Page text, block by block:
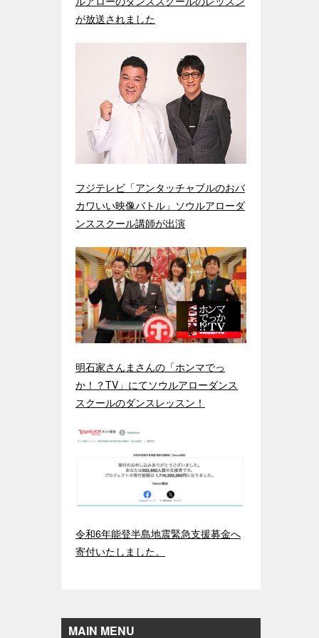
が放送されました
フジテレビ「アンタッチャブルのおバ
カワいい映像バトル」ソウルアローダ
ンススクール講師が出演
明石家さんまさんの「ホンマでっ
か！？TV」にてソウルアローダンス
スクールのダンスレッスン！
令和6年能登半島地震緊急支援募金へ
寄付いたしました。
MAIN MENU